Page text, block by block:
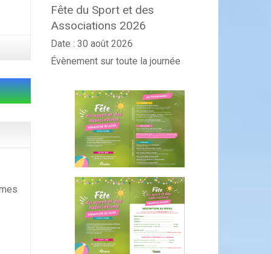
Fête du Sport et des
Associations 2026
Date : 30 août 2026
Évènement sur toute la journée